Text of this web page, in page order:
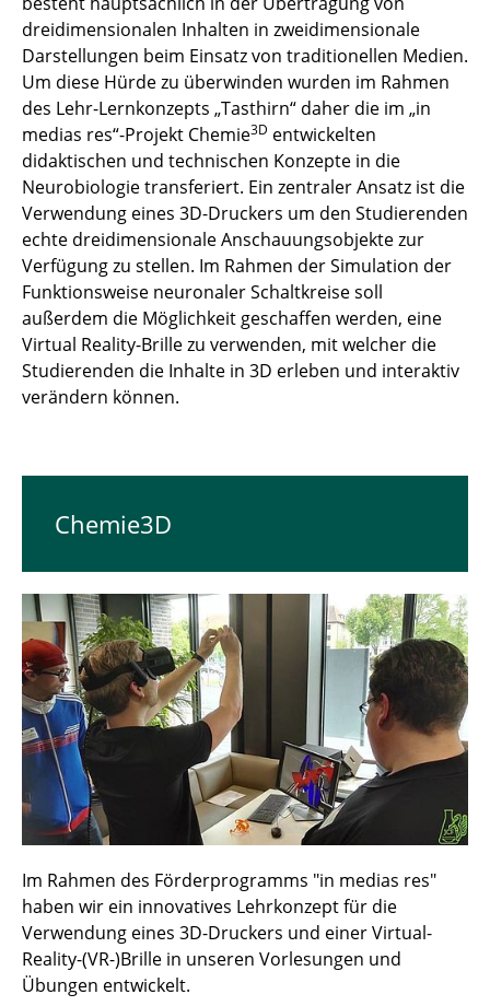
dreidimensionalen Inhalten in zweidimensionale
Darstellungen beim Einsatz von traditionellen Medien.
Um diese Hürde zu überwinden wurden im Rahmen
des Lehr-Lernkonzepts „Tasthirn“ daher die im „in
medias res“-Projekt Chemie3D entwickelten
didaktischen und technischen Konzepte in die
Neurobiologie transferiert. Ein zentraler Ansatz ist die
Verwendung eines 3D-Druckers um den Studierenden
echte dreidimensionale Anschauungsobjekte zur
Verfügung zu stellen. Im Rahmen der Simulation der
Funktionsweise neuronaler Schaltkreise soll
außerdem die Möglichkeit geschaffen werden, eine
Virtual Reality-Brille zu verwenden, mit welcher die
Studierenden die Inhalte in 3D erleben und interaktiv
verändern können.
Chemie3D
Im Rahmen des Förderprogramms "in medias res"
haben wir ein innovatives Lehrkonzept für die
Verwendung eines 3D-Druckers und einer Virtual-
Reality-(VR-)Brille in unseren Vorlesungen und
Übungen entwickelt.